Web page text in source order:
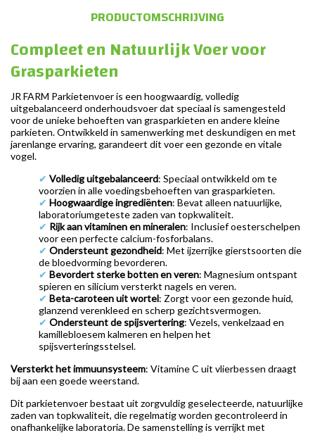
PRODUCTOMSCHRIJVING
Compleet en Natuurlijk Voer voor
Grasparkieten
JR FARM Parkietenvoer is een hoogwaardig, volledig
uitgebalanceerd onderhoudsvoer dat speciaal is samengesteld
voor de unieke behoeften van grasparkieten en andere kleine
parkieten. Ontwikkeld in samenwerking met deskundigen en met
jarenlange ervaring, garandeert dit voer een gezonde en vitale
vogel.
✔ Volledig uitgebalanceerd: Speciaal ontwikkeld om te
voorzien in alle voedingsbehoeften van grasparkieten.
✔ Hoogwaardige ingrediënten: Bevat alleen natuurlijke,
laboratoriumgeteste zaden van topkwaliteit.
✔ Rijk aan vitaminen en mineralen: Inclusief oesterschelpen
voor een perfecte calcium-fosforbalans.
✔ Ondersteunt gezondheid: Met ijzerrijke gierstsoorten die
de bloedvorming bevorderen.
✔ Bevordert sterke botten en veren: Magnesium ontspant
spieren en silicium versterkt nagels en veren.
✔ Beta-caroteen uit wortel: Zorgt voor een gezonde huid,
glanzend verenkleed en scherp gezichtsvermogen.
✔ Ondersteunt de spijsvertering: Vezels, venkelzaad en
kamillebloesem kalmeren en helpen het
spijsverteringsstelsel.
Versterkt het immuunsysteem: Vitamine C uit vlierbessen draagt
bij aan een goede weerstand.
Dit parkietenvoer bestaat uit zorgvuldig geselecteerde, natuurlijke
zaden van topkwaliteit, die regelmatig worden gecontroleerd in
onafhankelijke laboratoria. De samenstelling is verrijkt met